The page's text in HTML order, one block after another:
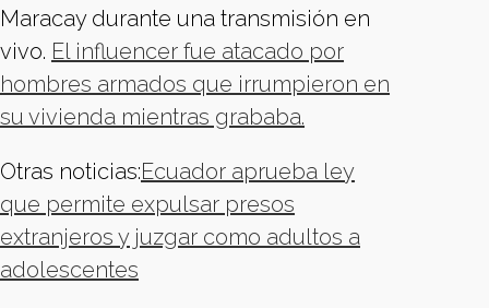
Maracay durante una transmisión en
vivo. El influencer fue atacado por
hombres armados que irrumpieron en
su vivienda mientras grababa.
Otras noticias:Ecuador aprueba ley
que permite expulsar presos
extranjeros y juzgar como adultos a
adolescentes